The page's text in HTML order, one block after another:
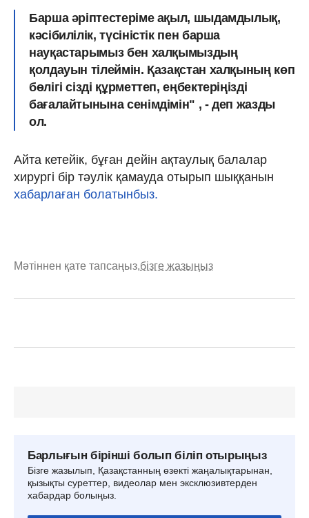
Барша әріптестеріме ақыл, шыдамдылық,
кәсібилілік, түсіністік пен барша
науқастарымыз бен халқымыздың
қолдауын тілеймін. Қазақстан халқының көп
бөлігі сізді құрметтеп, еңбектеріңізді
бағалайтынына сенімдімін" , - деп жазды
ол.
Айта кетейік, бұған дейін ақтаулық балалар
хирургі бір тәулік қамауда отырып шыққанын
хабарлаған болатынбыз.
Мәтіннен қате тапсаңыз,бізге жазыңыз
Барлығын бірінші болып біліп отырыңыз
Бізге жазылып, Қазақстанның өзекті жаңалықтарынан,
қызықты суреттер, видеолар мен эксклюзивтерден
хабардар болыңыз.